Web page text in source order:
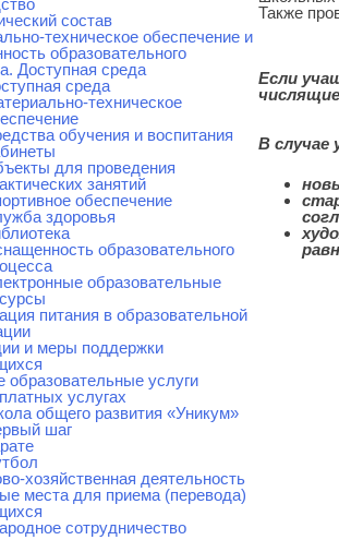
состав
техническое обеспечение и
образовательного
Доступная среда
среда
техническое
обучения и воспитания
для проведения
занятий
обеспечение
здоровья
образовательного
образовательные
питания в образовательной
и меры поддержки
образовательные услуги
услугах
общего развития «Уникум»
шаг
хозяйственная деятельность
места для приема (перевода)
сотрудничество
Также
Если
В случае